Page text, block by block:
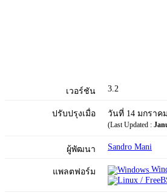
เวอร์ชัน 3.2
ปรับปรุงเมื่อ วันที่ 14 มกราค
(Last Updated :
ผู้พัฒนา Sandro Mani
แพลตฟอร์ม